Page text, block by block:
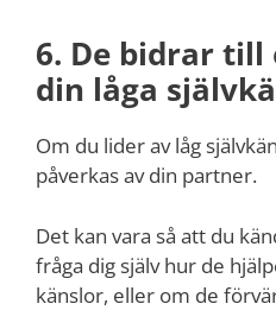
6. De bidrar
din låga
Om du lider av låg
påverkas av din partner.
Det kan vara så att du
fråga dig själv hur de
känslor, eller om de